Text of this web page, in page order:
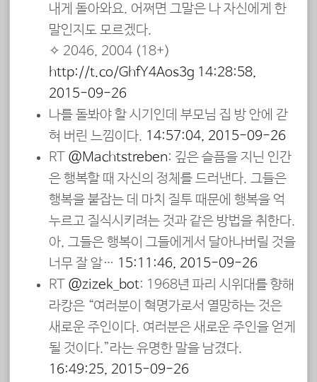
내게 돌아와요. 어쩌면 그말은 나 자신에게 한
말인지도 모르겠다.
✧ 2046, 2004 (18+)
http://t.co/GhfY4Aos3g 14:28:58,
2015-09-26
나를 돌봐야 할 시기인데 부모님 집 방 안에 갇
혀 버린 느낌이다. 14:57:04, 2015-09-26
RT @Machtstreben: 깊은 슬픔을 지닌 인간
은 행복할 때 자신의 정체를 드러낸다. 그들은
행복을 붙잡는 데 마치 질투 때문에 행복을 억
누르고 질식시키려는 것과 같은 방법을 취한다.
아, 그들은 행복이 그들에게서 달아나버릴 것을
너무 잘 알… 15:11:46, 2015-09-26
RT @zizek_bot: 1968년 파리 시위대를 향해
라캉은 “여러분이 혁명가로서 열망하는 것은
새로운 주인이다. 여러분은 새로운 주인을 얻게
될 것이다.”라는 유명한 말을 남겼다.
16:49:25, 2015-09-26